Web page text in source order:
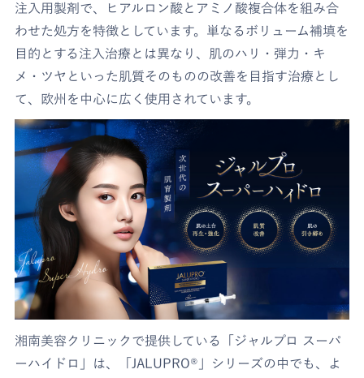
注入用製剤で、ヒアルロン酸とアミノ酸複合体を組み合
わせた処方を特徴としています。単なるボリューム補填を
目的とする注入治療とは異なり、肌のハリ・弾力・キ
メ・ツヤといった肌質そのものの改善を目指す治療とし
て、欧州を中心に広く使用されています。
湘南美容クリニックで提供している「ジャルプロ スーパ
ーハイドロ」は、「JALUPRO®」シリーズの中でも、よ